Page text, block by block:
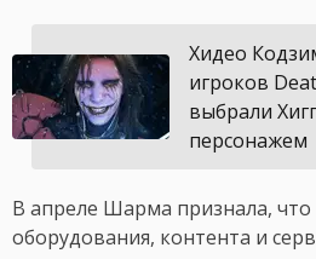
Хидео
игроков
выбрали
персонажем
В апреле Шарма признала, что
оборудования, контента и